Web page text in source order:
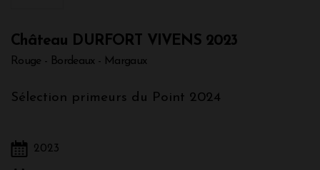
Château DURFORT VIVENS 2023
Rouge - Bordeaux - Margaux
Sélection primeurs du Point 2024
2023